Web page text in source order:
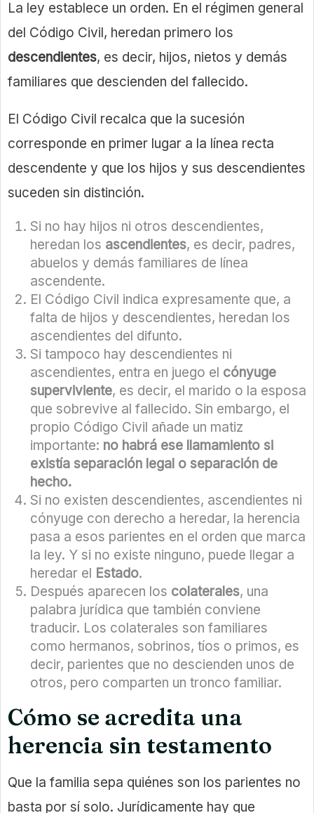
La ley establece un orden. En el régimen general
del Código Civil, heredan primero los
descendientes, es decir, hijos, nietos y demás
familiares que descienden del fallecido.
El Código Civil recalca que la sucesión
corresponde en primer lugar a la línea recta
descendente y que los hijos y sus descendientes
suceden sin distinción.
Si no hay hijos ni otros descendientes,
heredan los ascendientes, es decir, padres,
abuelos y demás familiares de línea
ascendente.
El Código Civil indica expresamente que, a
falta de hijos y descendientes, heredan los
ascendientes del difunto.
Si tampoco hay descendientes ni
ascendientes, entra en juego el cónyuge
superviviente, es decir, el marido o la esposa
que sobrevive al fallecido. Sin embargo, el
propio Código Civil añade un matiz
importante: no habrá ese llamamiento si
existía separación legal o separación de
hecho.
Si no existen descendientes, ascendientes ni
cónyuge con derecho a heredar, la herencia
pasa a esos parientes en el orden que marca
la ley. Y si no existe ninguno, puede llegar a
heredar el Estado.
Después aparecen los colaterales, una
palabra jurídica que también conviene
traducir. Los colaterales son familiares
como hermanos, sobrinos, tíos o primos, es
decir, parientes que no descienden unos de
otros, pero comparten un tronco familiar.
Cómo se acredita una
herencia sin testamento
Que la familia sepa quiénes son los parientes no
basta por sí solo. Jurídicamente hay que